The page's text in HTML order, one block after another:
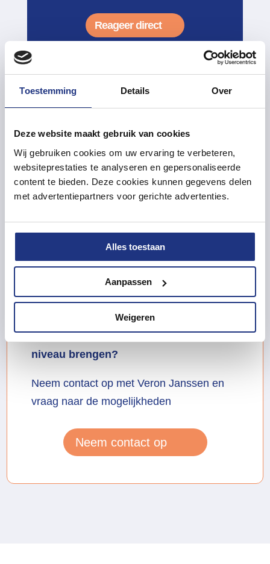
Toestemming Details Over
Deze website maakt gebruik van cookies
Wij gebruiken cookies om uw ervaring te verbeteren,
websiteprestaties te analyseren en gepersonaliseerde
content te bieden. Deze cookies kunnen gegevens delen
met advertentiepartners voor gerichte advertenties.
Alles toestaan
Aanpassen
Weigeren
Reageer direct
Jouw organisatie naar een volgend
niveau brengen?
Neem contact op met Veron Janssen en
vraag naar de mogelijkheden
Neem contact op